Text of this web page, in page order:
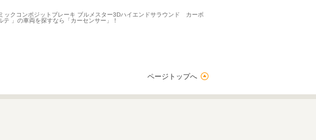
クコンポジットブレーキ ブルメスター3Dハイエンドサラウンド カーボ
」の車両を探すなら「カーセンサー」！
ページトップへ